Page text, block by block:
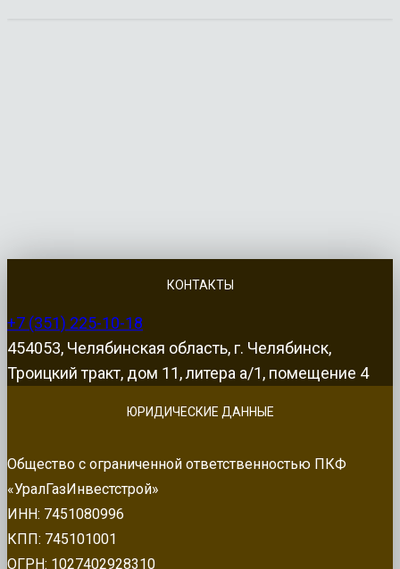
КОНТАКТЫ
+7 (351) 225-10-18
454053, Челябинская область, г. Челябинск,
Троицкий тракт, дом 11, литера а/1, помещение 4
ЮРИДИЧЕСКИЕ ДАННЫЕ
Общество с ограниченной ответственностью ПКФ
«УралГазИнвестстрой»
ИНН: 7451080996
КПП: 745101001
ОГРН: 1027402928310